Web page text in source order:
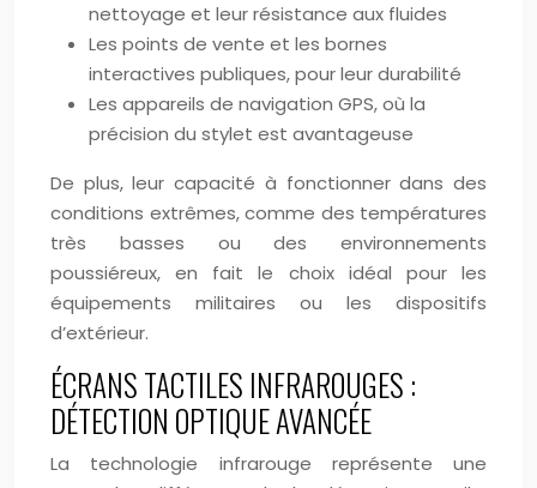
nettoyage et leur résistance aux fluides
Les points de vente et les bornes
interactives publiques, pour leur durabilité
Les appareils de navigation GPS, où la
précision du stylet est avantageuse
De plus, leur capacité à fonctionner dans des
conditions extrêmes, comme des températures
très basses ou des environnements
poussiéreux, en fait le choix idéal pour les
équipements militaires ou les dispositifs
d’extérieur.
ÉCRANS TACTILES INFRAROUGES :
DÉTECTION OPTIQUE AVANCÉE
La technologie infrarouge représente une